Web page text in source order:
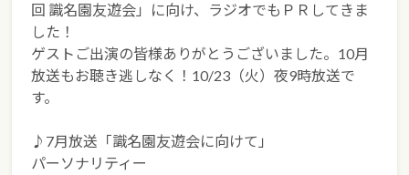
回 識名園友遊会」に向け、ラジオでもＰＲしてきま
した！
ゲストご出演の皆様ありがとうございました。10月
放送もお聴き逃しなく！10/23（火）夜9時放送で
す。
♪7月放送「識名園友遊会に向けて」
パーソナリティー